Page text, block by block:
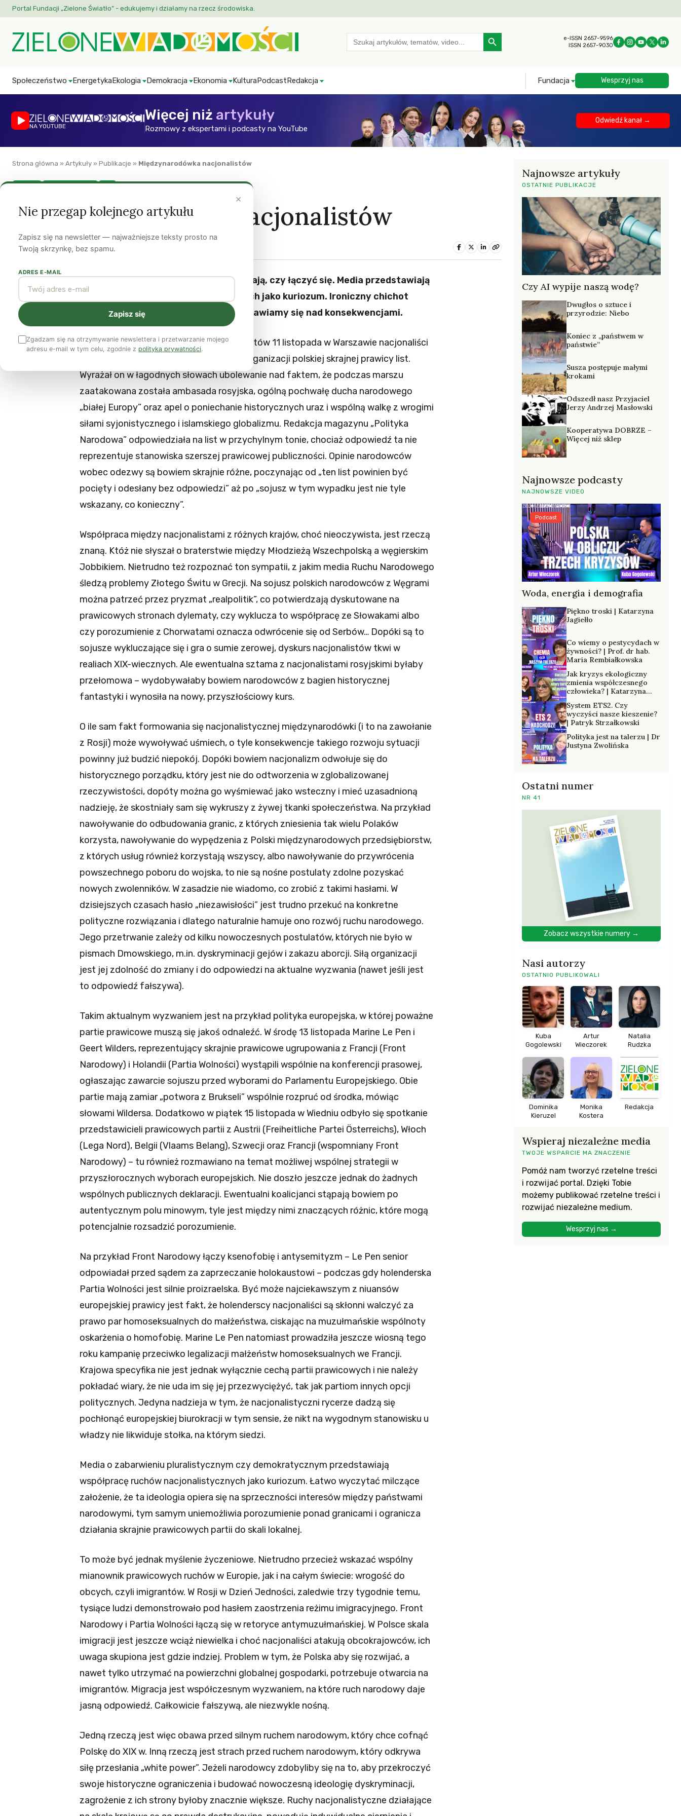
Portal Fundacji „Zielone Światło” - edukujemy i działamy na rzecz środowiska.
Search
for:
Search Button
e-ISSN 2657-9596
ISSN 2657-9030
Społeczeństwo EnergetykaEkologia Demokracja Ekonomia KulturaPodcastRedakcja Fundacja Wesprzyj nas
NA YOUTUBE
Więcej niż artykuły
Rozmowy z ekspertami i podcasty na YouTube
Odwiedź kanał →
Strona główna » Artykuły » Publikacje » Międzynarodówka nacjonalistów
Międzynarodówka nacjonalistów
Justyna Szambelan25 listopada 2013
Narodowcy wszystkich krajów rozważają, czy łączyć się. Media przedstawiają
współpracę ruchów nacjonalistycznych jako kuriozum. Ironiczny chichot
grzęźnie jednak w gardle, kiedy zastanawiamy się nad konsekwencjami.
Kilka dni po ekscesach polskich nacjonalistów 11 listopada w Warszawie nacjonaliści
rosyjscy skierowali do najważniejszych organizacji polskiej skrajnej prawicy list.
Wyrażał on w łagodnych słowach ubolewanie nad faktem, że podczas marszu
zaatakowana została ambasada rosyjska, ogólną pochwałę ducha narodowego
„białej Europy” oraz apel o poniechanie historycznych uraz i wspólną walkę z wrogimi
siłami syjonistycznego i islamskiego globalizmu. Redakcja magazynu „Polityka
Narodowa” odpowiedziała na list w przychylnym tonie, chociaż odpowiedź ta nie
reprezentuje stanowiska szerszej prawicowej publiczności. Opinie narodowców
wobec odezwy są bowiem skrajnie różne, poczynając od „ten list powinien być
pocięty i odesłany bez odpowiedzi” aż po „sojusz w tym wypadku jest nie tyle
wskazany, co konieczny”.
Współpraca między nacjonalistami z różnych krajów, choć nieoczywista, jest rzeczą
znaną. Któż nie słyszał o braterstwie między Młodzieżą Wszechpolską a węgierskim
Jobbikiem. Nietrudno też rozpoznać ton sympatii, z jakim media Ruchu Narodowego
śledzą problemy Złotego Świtu w Grecji. Na sojusz polskich narodowców z Węgrami
można patrzeć przez pryzmat „realpolitik”, co potwierdzają dyskutowane na
prawicowych stronach dylematy, czy wyklucza to współpracę ze Słowakami albo
czy porozumienie z Chorwatami oznacza odwrócenie się od Serbów… Dopóki są to
sojusze wykluczające się i gra o sumie zerowej, dyskurs nacjonalistów tkwi w
realiach XIX-wiecznych. Ale ewentualna sztama z nacjonalistami rosyjskimi byłaby
przełomowa – wydobywałaby bowiem narodowców z bagien historycznej
fantastyki i wynosiła na nowy, przyszłościowy kurs.
O ile sam fakt formowania się nacjonalistycznej międzynarodówki (i to na zawołanie
z Rosji) może wywoływać uśmiech, o tyle konsekwencje takiego rozwoju sytuacji
powinny już budzić niepokój. Dopóki bowiem nacjonalizm odwołuje się do
historycznego porządku, który jest nie do odtworzenia w zglobalizowanej
rzeczywistości, dopóty można go wyśmiewać jako wsteczny i mieć uzasadnioną
nadzieję, że skostniały sam się wykruszy z żywej tkanki społeczeństwa. Na przykład
nawoływanie do odbudowania granic, z których zniesienia tak wielu Polaków
korzysta, nawoływanie do wypędzenia z Polski międzynarodowych przedsiębiorstw,
z których usług również korzystają wszyscy, albo nawoływanie do przywrócenia
powszechnego poboru do wojska, to nie są nośne postulaty zdolne pozyskać
nowych zwolenników. W zasadzie nie wiadomo, co zrobić z takimi hasłami. W
dzisiejszych czasach hasło „niezawisłości” jest trudno przekuć na konkretne
polityczne rozwiązania i dlatego naturalnie hamuje ono rozwój ruchu narodowego.
Jego przetrwanie zależy od kilku nowoczesnych postulatów, których nie było w
pismach Dmowskiego, m.in. dyskryminacji gejów i zakazu aborcji. Siłą organizacji
jest jej zdolność do zmiany i do odpowiedzi na aktualne wyzwania (nawet jeśli jest
to odpowiedź fałszywa).
Takim aktualnym wyzwaniem jest na przykład polityka europejska, w której poważne
partie prawicowe muszą się jakoś odnaleźć. W środę 13 listopada Marine Le Pen i
Geert Wilders, reprezentujący skrajnie prawicowe ugrupowania z Francji (Front
Narodowy) i Holandii (Partia Wolności) wystąpili wspólnie na konferencji prasowej,
ogłaszając zawarcie sojuszu przed wyborami do Parlamentu Europejskiego. Obie
partie mają zamiar „potwora z Brukseli” wspólnie rozpruć od środka, mówiąc
słowami Wildersa. Dodatkowo w piątek 15 listopada w Wiedniu odbyło się spotkanie
przedstawicieli prawicowych partii z Austrii (Freiheitliche Partei Österreichs), Włoch
(Lega Nord), Belgii (Vlaams Belang), Szwecji oraz Francji (wspomniany Front
Narodowy) – tu również rozmawiano na temat możliwej wspólnej strategii w
przyszłorocznych wyborach europejskich. Nie doszło jeszcze jednak do żadnych
wspólnych publicznych deklaracji. Ewentualni koalicjanci stąpają bowiem po
autentycznym polu minowym, tyle jest między nimi znaczących różnic, które mogą
potencjalnie rozsadzić porozumienie.
Na przykład Front Narodowy łączy ksenofobię i antysemityzm – Le Pen senior
odpowiadał przed sądem za zaprzeczanie holokaustowi – podczas gdy holenderska
Partia Wolności jest silnie proizraelska. Być może najciekawszym z niuansów
europejskiej prawicy jest fakt, że holenderscy nacjonaliści są skłonni walczyć za
prawo par homoseksualnych do małżeństwa, ciskając na muzułmańskie wspólnoty
oskarżenia o homofobię. Marine Le Pen natomiast prowadziła jeszcze wiosną tego
roku kampanię przeciwko legalizacji małżeństw homoseksualnych we Francji.
Krajowa specyfika nie jest jednak wyłącznie cechą partii prawicowych i nie należy
pokładać wiary, że nie uda im się jej przezwyciężyć, tak jak partiom innych opcji
politycznych. Jedyna nadzieja w tym, że nacjonalistyczni rycerze dadzą się
pochłonąć europejskiej biurokracji w tym sensie, że nikt na wygodnym stanowisku u
władzy nie likwiduje stołka, na którym siedzi.
Media o zabarwieniu pluralistycznym czy demokratycznym przedstawiają
współpracę ruchów nacjonalistycznych jako kuriozum. Łatwo wyczytać milczące
założenie, że ta ideologia opiera się na sprzeczności interesów między państwami
narodowymi, tym samym uniemożliwia porozumienie ponad granicami i ogranicza
działania skrajnie prawicowych partii do skali lokalnej.
To może być jednak myślenie życzeniowe. Nietrudno przecież wskazać wspólny
mianownik prawicowych ruchów w Europie, jak i na całym świecie: wrogość do
obcych, czyli imigrantów. W Rosji w Dzień Jedności, zaledwie trzy tygodnie temu,
tysiące ludzi demonstrowało pod hasłem zaostrzenia reżimu imigracyjnego. Front
Narodowy i Partia Wolności łączą się w retoryce antymuzułmańskiej. W Polsce skala
imigracji jest jeszcze wciąż niewielka i choć nacjonaliści atakują obcokrajowców, ich
uwaga skupiona jest gdzie indziej. Problem w tym, że Polska aby się rozwijać, a
nawet tylko utrzymać na powierzchni globalnej gospodarki, potrzebuje otwarcia na
imigrantów. Migracja jest współczesnym wyzwaniem, na które ruch narodowy daje
jasną odpowiedź. Całkowicie fałszywą, ale niezwykle nośną.
Jedną rzeczą jest więc obawa przed silnym ruchem narodowym, który chce cofnąć
Polskę do XIX w. Inną rzeczą jest strach przed ruchem narodowym, który odkrywa
siłę przesłania „white power”. Jeżeli narodowcy zdobyliby się na to, aby przekroczyć
swoje historyczne ograniczenia i budować nowoczesną ideologię dyskryminacji,
zagrożenie z ich strony byłoby znacznie większe. Ruchy nacjonalistyczne działające
Najnowsze artykuły
OSTATNIE PUBLIKACJE
Czy AI wypije naszą wodę?
Dwugłos o sztuce i
przyrodzie: Niebo
Koniec z „państwem w
państwie”
Susza postępuje małymi
krokami
Odszedł nasz Przyjaciel
Jerzy Andrzej Masłowski
Kooperatywa DOBRZE –
Więcej niż sklep
Najnowsze podcasty
NAJNOWSZE VIDEO
Woda, energia i demografia
Podcast
Piękno troski | Katarzyna
Jagiełło
Co wiemy o pestycydach w
żywności? | Prof. dr hab.
Maria Rembiałkowska
Jak kryzys ekologiczny
zmienia współczesnego
człowieka? | Katarzyna
System ETS2. Czy
wyczyści nasze kieszenie?
| Patryk Strzałkowski
Polityka jest na talerzu | Dr
Justyna Zwolińska
Ostatni numer
NR 41
Zobacz wszystkie numery →
Nasi autorzy
OSTATNIO PUBLIKOWALI
Kuba
Gogolewski
Artur
Wieczorek
Natalia
Rudzka
Dominika
Kieruzel
Monika
Kostera
Redakcja
Wspieraj niezależne media
TWOJE WSPARCIE MA ZNACZENIE
Pomóż nam tworzyć rzetelne treści
i rozwijać portal. Dzięki Tobie
możemy publikować rzetelne treści i
rozwijać niezależne medium.
Wesprzyj nas →
×
Nie przegap kolejnego artykułu
Zapisz się na newsletter — najważniejsze teksty prosto na
Twoją skrzynkę, bez spamu.
ADRES E-MAIL
Zapisz się
Zgadzam się na otrzymywanie newslettera i przetwarzanie mojego
adresu e-mail w tym celu, zgodnie z polityką prywatności.